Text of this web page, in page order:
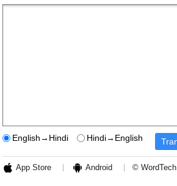
English→Hindi Hindi→English
App Store Android © WordTech